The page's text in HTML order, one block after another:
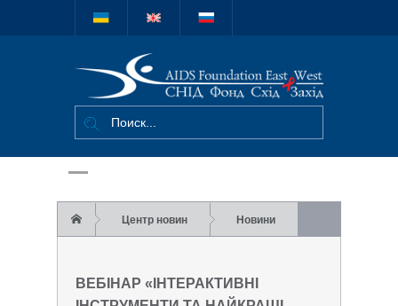
Міжнародний
благодійний
фонд "СНІД
Захід"
Центр новин Новини
найкращі напрацювання по роботі з
ВЕБІНАР «ІНТЕРАКТИВНІ